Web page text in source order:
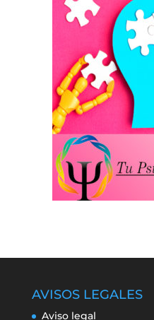
AVISOS LEGALES
Aviso legal